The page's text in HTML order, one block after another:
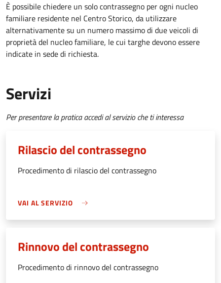
È possibile chiedere un solo contrassegno per ogni nucleo
familiare residente nel Centro Storico, da utilizzare
alternativamente su un numero massimo di due veicoli di
proprietà del nucleo familiare, le cui targhe devono essere
indicate in sede di richiesta.
Servizi
Per presentare la pratica accedi al servizio che ti interessa
Rilascio del contrassegno
Procedimento di rilascio del contrassegno
VAI AL SERVIZIO
Rinnovo del contrassegno
Procedimento di rinnovo del contrassegno